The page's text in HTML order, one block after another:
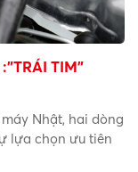
TIM”
Nhật, hai dòng
lựa chọn ưu tiên